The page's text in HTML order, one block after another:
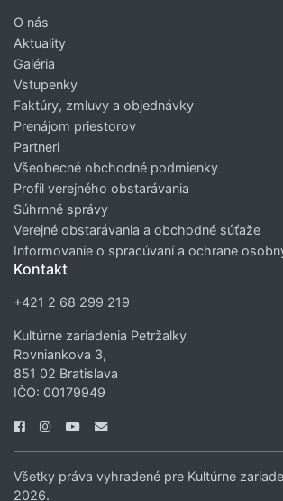
O nás
Aktuality
Galéria
Vstupenky
Faktúry, zmluvy a objednávky
Prenájom priestorov
Partneri
Všeobecné obchodné podmienky
Profil verejného obstarávania
Súhrnné správy
Verejné obstarávania a obchodné súťaže
Informovanie o spracúvaní a ochrane
Kontakt
+421 2 68 299 219
Kultúrne zariadenia Petržalky
Rovniankova 3,
851 02 Bratislava
IČO: 00179949
Všetky práva vyhradené pre Kultúrne
2026.